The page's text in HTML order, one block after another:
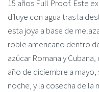
15 años Full Proof. Este
diluye con agua tras la
esta joya a base de
roble americano dentro
azúcar Romana y
año de diciembre a
noche, y la cosecha de la